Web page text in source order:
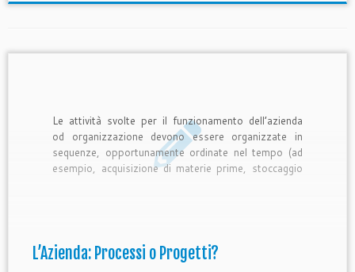
Le attività svolte per il funzionamento dell’azienda
od organizzazione devono essere organizzate in
sequenze, opportunamente ordinate nel tempo (ad
esempio, acquisizione di materie prime, stoccaggio
L’Azienda: Processi o Progetti?